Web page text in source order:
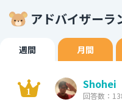
アドバイザーラ
週間 月間
Shohei
回答数：